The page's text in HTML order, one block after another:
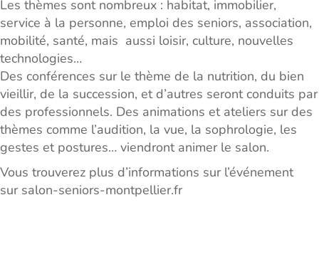
Les thèmes sont nombreux : habitat, immobilier,
service à la personne, emploi des seniors, association,
mobilité, santé, mais aussi loisir, culture, nouvelles
technologies…
Des conférences sur le thème de la nutrition, du bien
vieillir, de la succession, et d’autres seront conduits par
des professionnels. Des animations et ateliers sur des
thèmes comme l’audition, la vue, la sophrologie, les
gestes et postures… viendront animer le salon.
Vous trouverez plus d’informations sur l’événement
sur salon-seniors-montpellier.fr